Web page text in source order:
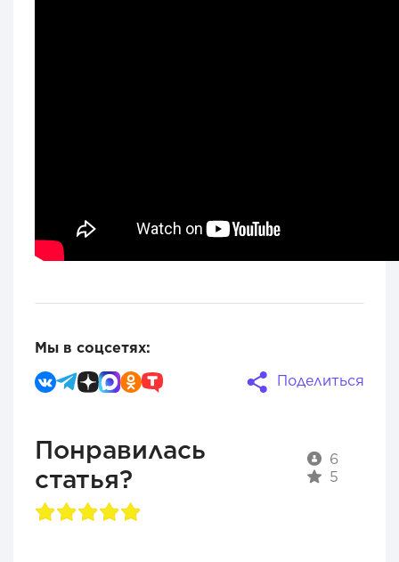
Мы в соцсетях:
Поделиться
Понравилась
статья?
6
5